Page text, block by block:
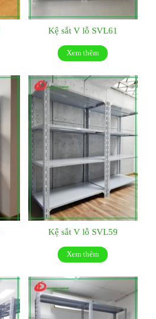
Kệ sắt V lỗ SVL61
Xem thêm
Kệ sắt V lỗ SVL59
Xem thêm